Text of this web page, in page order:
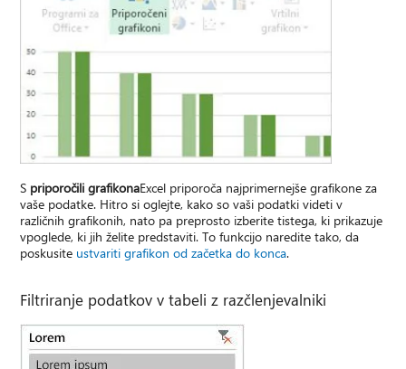
S priporočili grafikonaExcel priporoča najprimernejše grafikone za
vaše podatke. Hitro si oglejte, kako so vaši podatki videti v
različnih grafikonih, nato pa preprosto izberite tistega, ki prikazuje
vpoglede, ki jih želite predstaviti. To funkcijo naredite tako, da
poskusite ustvariti grafikon od začetka do konca.
Filtriranje podatkov v tabeli z razčlenjevalniki